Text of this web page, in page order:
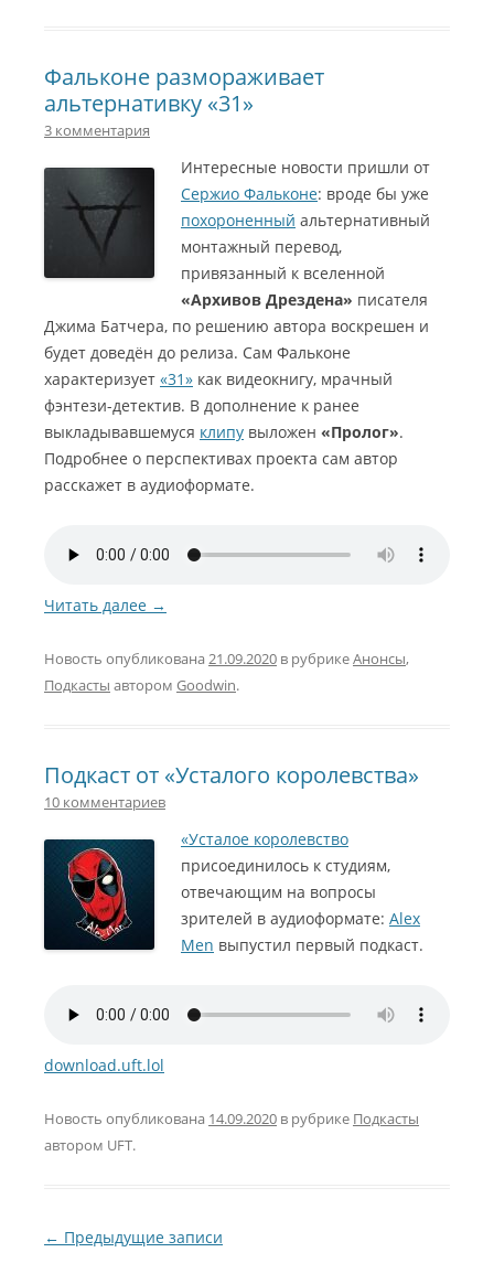
Фальконе размораживает
альтернативку «31»
3 комментария
Интересные новости пришли от
Сержио Фальконе: вроде бы уже
похороненный альтернативный
монтажный перевод,
привязанный к вселенной
«Архивов Дрездена» писателя
Джима Батчера, по решению автора воскрешен и
будет доведён до релиза. Сам Фальконе
характеризует «31» как видеокнигу, мрачный
фэнтези-детектив. В дополнение к ранее
выкладывавшемуся клипу выложен «Пролог».
Подробнее о перспективах проекта сам автор
расскажет в аудиоформате.
Читать далее →
Новость опубликована21.09.2020 в рубрикеАнонсы,
Подкасты автором Goodwin.
Подкаст от «Усталого королевства»
10 комментариев
«Усталое королевство
присоединилось к студиям,
отвечающим на вопросы
зрителей в аудиоформате: Alex
Men выпустил первый подкаст.
download.uft.lol
Новость опубликована 14.09.2020 в рубрике Подкасты
автором UFT.
Навигация по записям
← Предыдущие записи